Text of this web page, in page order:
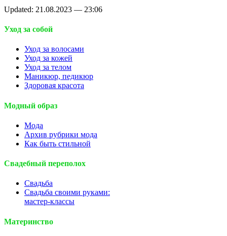
Updated: 21.08.2023 — 23:06
Уход за собой
Уход за волосами
Уход за кожей
Уход за телом
Маникюр, педикюр
Здоровая красота
Модный образ
Мода
Архив рубрики мода
Как быть стильной
Свадебный переполох
Свадьба
Свадьба своими руками:
мастер-классы
Материнство